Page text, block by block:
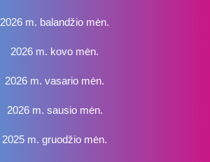
2026 m. balandžio mėn.
2026 m. kovo mėn.
2026 m. vasario mėn.
2026 m. sausio mėn.
2025 m. gruodžio mėn.